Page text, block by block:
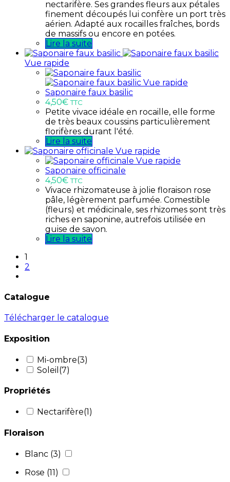
nectarifère. Ses grandes fleurs aux pétales
finement découpés lui confère un port très
aérien. Adapté aux rocailles fraîches, bords
de massifs ou encore en potées.
Lire la suite
Vue rapide
Vue rapide
Saponaire faux basilic
4,50€ TTC
Petite vivace idéale en rocaille, elle forme
de très beaux coussins particulièrement
florifères durant l'été.
Lire la suite
Vue rapide
Vue rapide
Saponaire officinale
4,50€ TTC
Vivace rhizomateuse à jolie floraison rose
pâle, légèrement parfumée. Comestible
(fleurs) et médicinale, ses rhizomes sont très
riches en saponine, autrefois utilisée en
guise de savon.
Lire la suite
1
2
Catalogue
Télécharger le catalogue
Exposition
Mi-ombre(3)
Soleil (7)
Propriétés
Nectarifère(1)
Floraison
Blanc (3)
Rose (11)